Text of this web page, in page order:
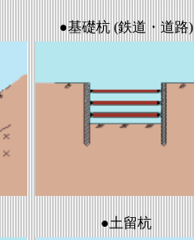
●基礎杭 (鉄道・道路)
●土留杭